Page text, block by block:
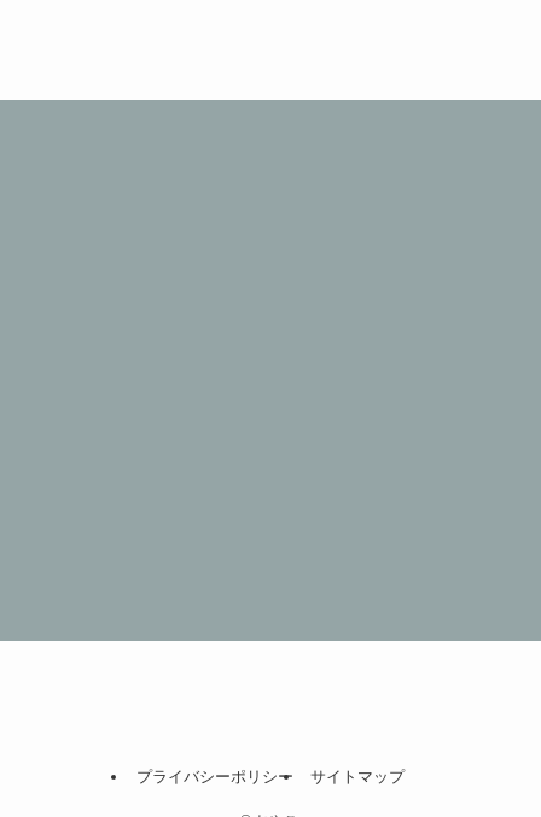
プライバシーポリシー サイトマップ